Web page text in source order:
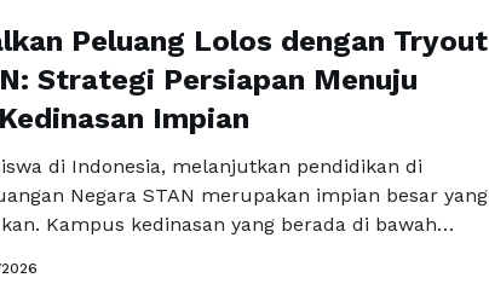
Peluang Lolos dengan Tryout
Strategi Persiapan Menuju
Impian
di Indonesia, melanjutkan pendidikan di
Negara STAN merupakan impian besar yang
Kampus kedinasan yang berada di bawah
Keuangan Republik Indonesia ini dikenal
akademik yang kuat serta prospek karier yang